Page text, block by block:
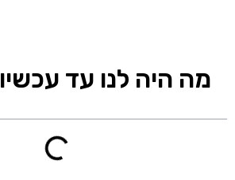
מה היה לנו עד עכשיו